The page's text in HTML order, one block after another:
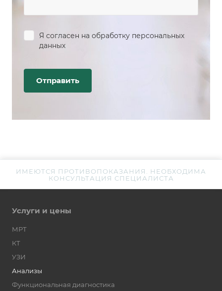
Я согласен на обработку персональных
данных
ИМЕЮТСЯ ПРОТИВОПОКАЗАНИЯ. НЕОБХОДИМА
КОНСУЛЬТАЦИЯ СПЕЦИАЛИСТА
Услуги и цены
МРТ
КТ
УЗИ
Анализы
Функциональная диагностика